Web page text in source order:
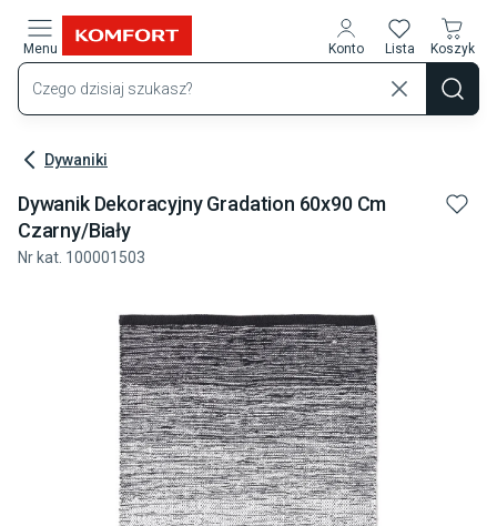
Menu Konto Lista Koszyk
Dywaniki
Dywanik Dekoracyjny Gradation 60x90 Cm
Czarny/biały
Nr kat. 100001503